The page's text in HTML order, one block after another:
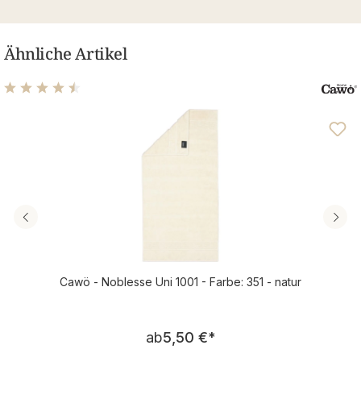
Ähnliche Artikel
Durchschnittliche Bewertung von 4.61 von 5 Sternen
Cawö - Noblesse Uni 1001 - Farbe: 351 - natur
Regulärer Preis:
ab5,50 €*